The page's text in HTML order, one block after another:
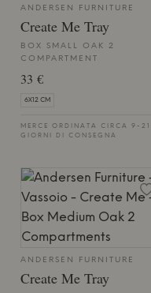
ANDERSEN FURNITURE
Create Me Tray
BOX SMALL OAK 2
COMPARTMENT
33 €
6X12 CM
MERCE ORDINATA CIRCA 9-21
GIORNI DI CONSEGNA
ANDERSEN FURNITURE
Create Me Tray